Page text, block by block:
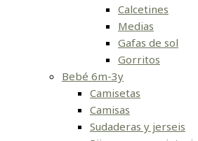
Calcetines
Medias
Gafas de sol
Gorritos
Bebé 6m-3y
Camisetas
Camisas
Sudaderas y jerseis